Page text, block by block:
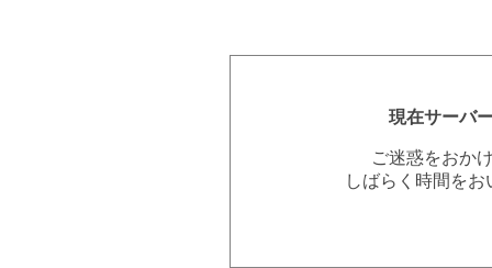
現在サーバ
ご迷惑をおか
しばらく時間を